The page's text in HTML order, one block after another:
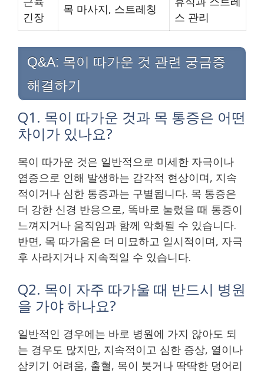
긴장
목 마사지, 스트레칭
스 관리
Q&A: 목이 따가운 것 관련 궁금증
해결하기
Q1. 목이 따가운 것과 목 통증은 어떤
차이가 있나요?
목이 따가운 것은 일반적으로 미세한 자극이나
염증으로 인해 발생하는 감각적 현상이며, 지속
적이거나 심한 통증과는 구별됩니다. 목 통증은
더 강한 신경 반응으로, 똑바로 눌렀을 때 통증이
느껴지거나 움직임과 함께 악화될 수 있습니다.
반면, 목 따가움은 더 미묘하고 일시적이며, 자극
후 사라지거나 지속적일 수 있습니다.
Q2. 목이 자주 따가울 때 반드시 병원
을 가야 하나요?
일반적인 경우에는 바로 병원에 가지 않아도 되
는 경우도 많지만, 지속적이고 심한 증상, 열이나
삼키기 어려움, 출혈, 목이 붓거나 딱딱한 덩어리